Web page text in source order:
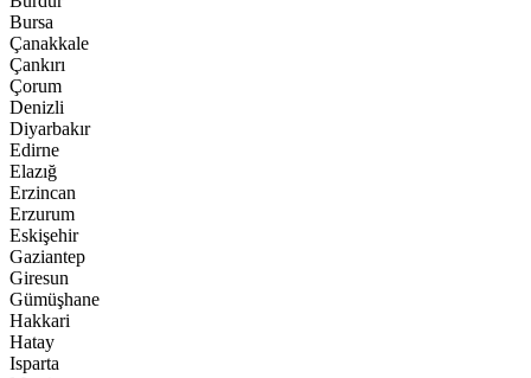
Bursa
Çanakkale
Çankırı
Çorum
Denizli
Diyarbakır
Edirne
Elazığ
Erzincan
Erzurum
Eskişehir
Gaziantep
Giresun
Gümüşhane
Hakkari
Hatay
Isparta